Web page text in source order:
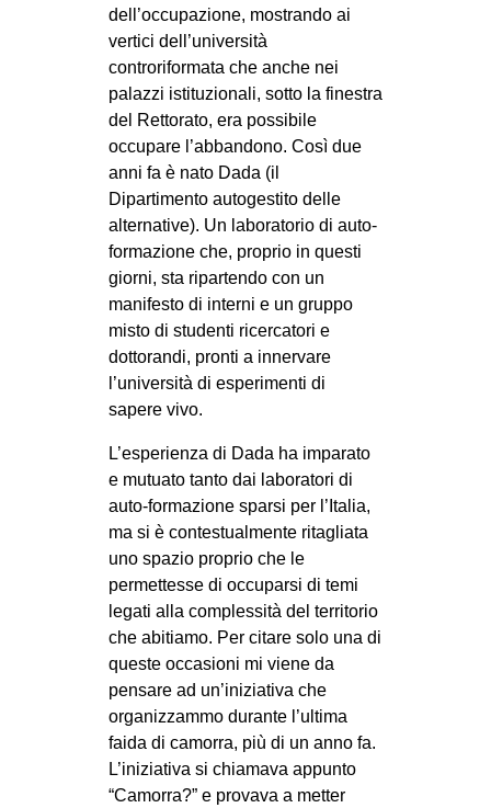
dell’occupazione, mostrando ai
vertici dell’università
controriformata che anche nei
palazzi istituzionali, sotto la finestra
del Rettorato, era possibile
occupare l’abbandono. Così due
anni fa è nato Dada (il
Dipartimento autogestito delle
alternative). Un laboratorio di auto-
formazione che, proprio in questi
giorni, sta ripartendo con un
manifesto di interni e un gruppo
misto di studenti ricercatori e
dottorandi, pronti a innervare
l’università di esperimenti di
sapere vivo.
L’esperienza di Dada ha imparato
e mutuato tanto dai laboratori di
auto-formazione sparsi per l’Italia,
ma si è contestualmente ritagliata
uno spazio proprio che le
permettesse di occuparsi di temi
legati alla complessità del territorio
che abitiamo. Per citare solo una di
queste occasioni mi viene da
pensare ad un’iniziativa che
organizzammo durante l’ultima
faida di camorra, più di un anno fa.
L’iniziativa si chiamava appunto
“Camorra?” e provava a metter